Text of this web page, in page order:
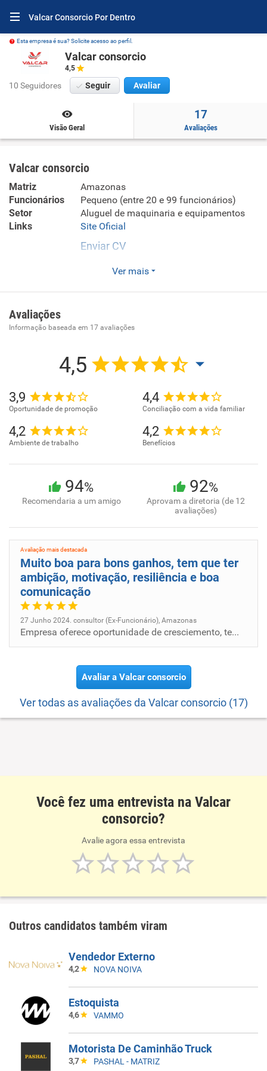
Valcar Consorcio Por Dentro
Esta empresa é sua? Solicite acesso ao perfil.
Valcar consorcio
4,5
10 Seguidores Seguir Avaliar
Visão Geral
17
Avaliações
Valcar consorcio
Matriz
Amazonas
Funcionários
Pequeno (entre 20 e 99 funcionários)
Setor
Aluguel de maquinaria e equipamentos
Links
Site Oficial
Enviar CV
Aluguel de outras máquinas e equipamentos comerciais e
Ver mais
Avaliações
Informação baseada em 17 avaliações
4,5
3,9
Oportunidade de promoção
4,4
Conciliação com a vida familiar
4,2
Ambiente de trabalho
4,2
Benefícios
94%
Recomendaria a um amigo
92%
Aprovam a diretoria (de 12
avaliações)
Avaliação mais destacada
Muito boa para bons ganhos, tem que ter
ambição, motivação, resiliência e boa
comunicação
27 Junho 2024. consultor (Ex-Funcionário), Amazonas
Empresa oferece oportunidade de cresciemento, temos treinamentos e bons ganhos.
Avaliar a Valcar consorcio
Ver todas as avaliações da Valcar consorcio (17)
Você fez uma entrevista na Valcar
consorcio?
Avalie agora essa entrevista
Outros candidatos também viram
Vendedor Externo
4,2 NOVA NOIVA
Estoquista
4,6 VAMMO
Motorista De Caminhão Truck
3,7 PASHAL - MATRIZ